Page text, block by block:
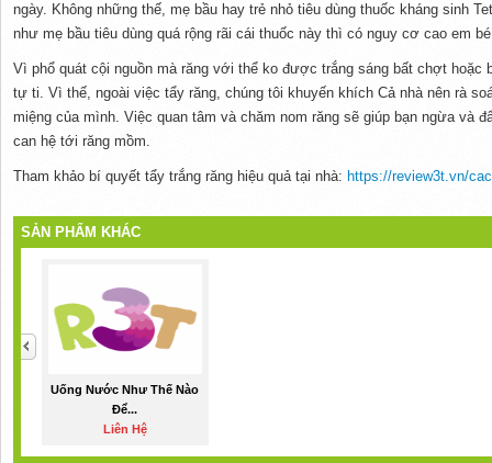
ngày. Không những thế, mẹ bầu hay trẻ nhỏ tiêu dùng thuốc kháng sinh
như mẹ bầu tiêu dùng quá rộng rãi cái thuốc này thì có nguy cơ cao em
Vì phổ quát cội nguồn mà răng với thể ko được trắng sáng bất chợt hoặc
tự ti. Vì thế, ngoài việc tẩy răng, chúng tôi khuyến khích Cả nhà nên rà
miệng của mình. Việc quan tâm và chăm nom răng sẽ giúp bạn ngừa và
can hệ tới răng mồm.
Tham khảo bí quyết tẩy trắng răng hiệu quả tại nhà: https://review3t.vn/
SẢN PHẨM KHÁC
Uống Nước Như Thế Nào
Để...
Liên Hệ